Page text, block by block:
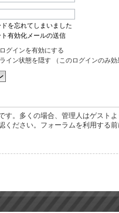
を忘れてしまいました
ト有効化メールの送信
グインを有効にする
イン状態を隠す （このログインのみ効
す。多くの場合、管理人はゲスト
ください。フォーラムを利用する